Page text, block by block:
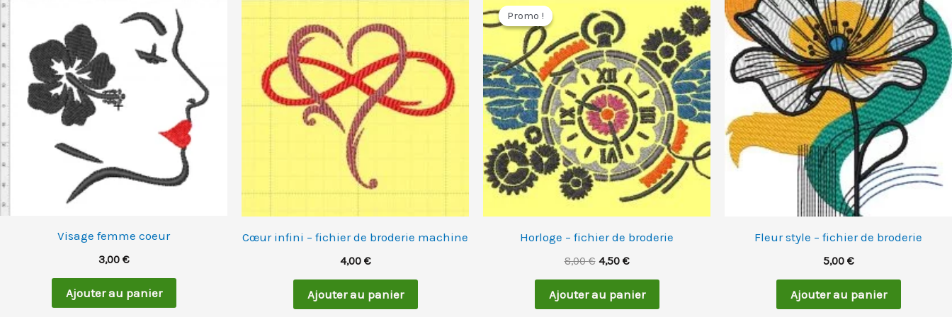
Visage femme coeur
3,00 €
Ajouter au panier
Cœur infini – fichier de broderie machine
4,00 €
Ajouter au panier
Promo !
Promo !
Horloge – fichier de broderie
8,00€
prix
initial
était :
8,00 €.
4,50 €
est :
4,50 €.
Ajouter au panier
Fleur style – fichier de broderie
5,00 €
Ajouter au panier